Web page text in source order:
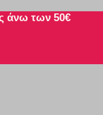
άνω των 50€